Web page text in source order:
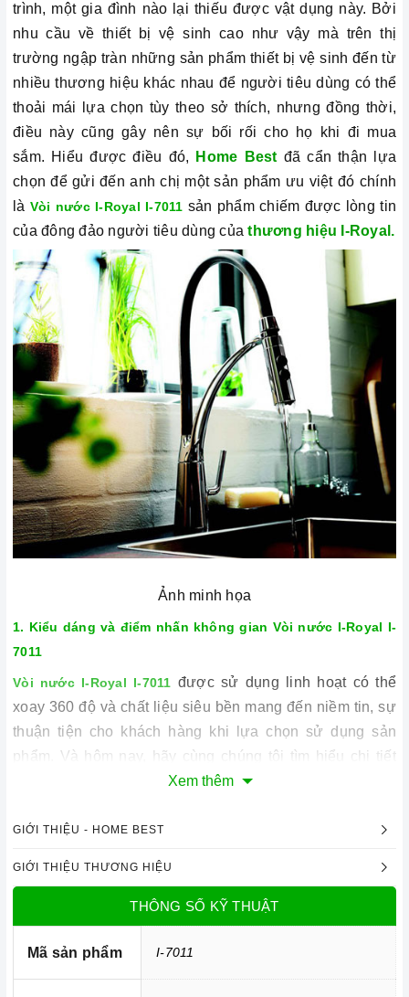
trình, một gia đình nào lại thiếu được vật dụng này. Bởi
nhu cầu về thiết bị vệ sinh cao như vậy mà trên thị
trường ngập tràn những sản phẩm thiết bị vệ sinh đến từ
nhiều thương hiệu khác nhau để người tiêu dùng có thể
thoải mái lựa chọn tùy theo sở thích, nhưng đồng thời,
điều này cũng gây nên sự bối rối cho họ khi đi mua
sắm. Hiểu được điều đó, Home Best đã cẩn thận lựa
chọn để gửi đến anh chị một sản phẩm ưu việt đó chính
là Vòi nước I-Royal I-7011 sản phẩm chiếm được lòng tin
của đông đảo người tiêu dùng củathương hiệu I-Royal.
Ảnh minh họa
1. Kiểu dáng và điểm nhấn không gian Vòi nước I-Royal I-
7011
Vòi nước I-Royal I-7011 được sử dụng linh hoạt có thể
xoay 360 độ và chất liệu siêu bền mang đến niềm tin, sự
thuận tiện cho khách hàng khi lựa chọn sử dụng sản
phẩm. Và hôm nay, hãy cùng chúng tôi tìm hiểu chi tiết
vòi rửa có những ưu điểm và tính năng nổi bật gì nhé.
oxi tốt. Bên cạnh đó, tính kháng khuẩn của vòi rửa cũng
rất tốt tạo sự an tâm cho người dùng khi sử dụng và từ
chất liệu cao cấp nên khó bị bám bẩn, không dính dấu
vân tay nên việc vệ sinh được thực hiện dễ dàng.
2. Các chức năng, hệ thống trên
ngoài xoay 360 độ vòi rửa còn có
Xem thêm
GIỚI THIỆU - HOME BEST
GIỚI THIỆU THƯƠNG HIỆU
THÔNG SỐ KỸ THUẬT
Mã sản phẩm I-7011